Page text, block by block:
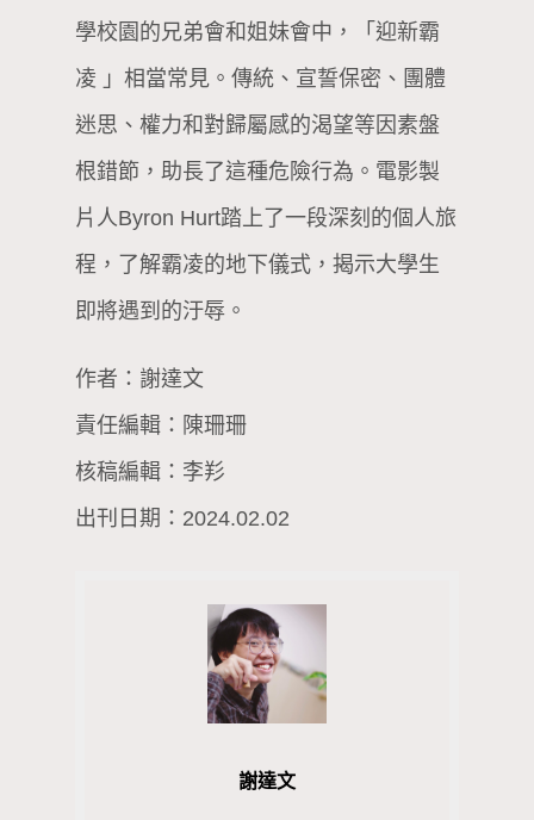
學校園的兄弟會和姐妹會中，「迎新霸
凌 」相當常見。傳統、宣誓保密、團體
迷思、權力和對歸屬感的渴望等因素盤
根錯節，助長了這種危險行為。電影製
片人Byron Hurt踏上了一段深刻的個人旅
程，了解霸凌的地下儀式，揭示大學生
即將遇到的汙辱。
作者：謝達文
責任編輯：陳珊珊
核稿編輯：李羏
出刊日期：2024.02.02
謝達文